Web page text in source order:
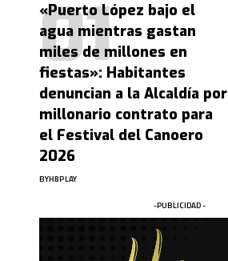
«Puerto López bajo el
agua mientras gastan
miles de millones en
fiestas»: Habitantes
denuncian a la Alcaldía por
millonario contrato para
el Festival del Canoero
2026
BYHBPLAY
-PUBLICIDAD -